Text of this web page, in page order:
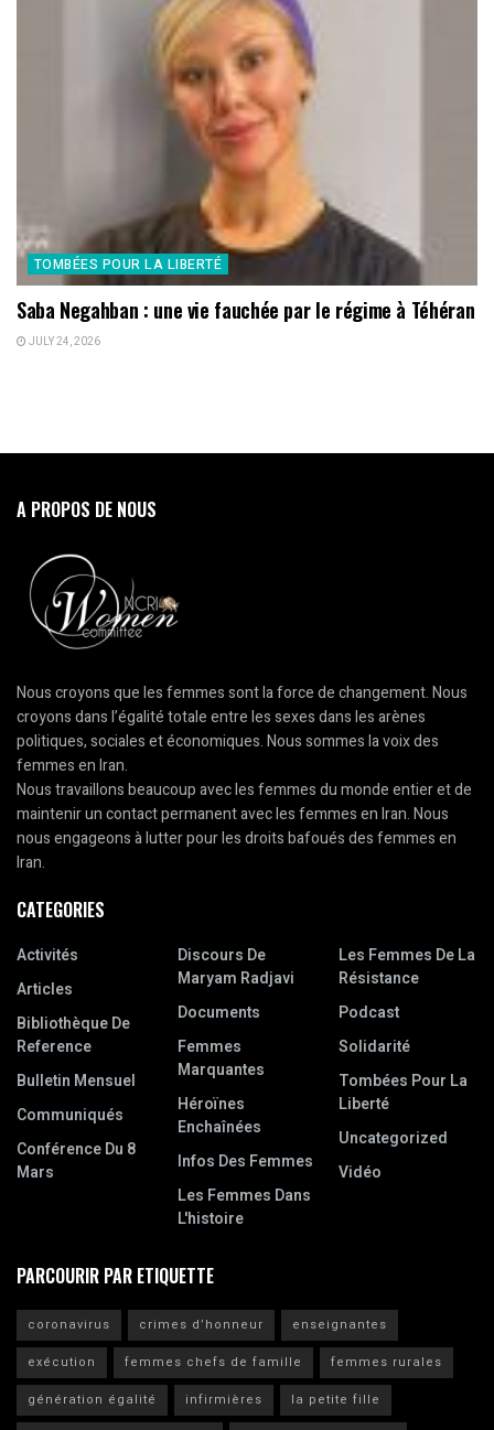
TOMBÉES POUR LA LIBERTÉ
Saba Negahban : une vie fauchée par le régime à Téhéran
JULY 24, 2026
A PROPOS DE NOUS
Nous croyons que les femmes sont la force de changement. Nous
croyons dans l’égalité totale entre les sexes dans les arènes
politiques, sociales et économiques. Nous sommes la voix des
femmes en Iran.
Nous travaillons beaucoup avec les femmes du monde entier et de
maintenir un contact permanent avec les femmes en Iran. Nous
nous engageons à lutter pour les droits bafoués des femmes en
Iran.
CATEGORIES
Activités
Articles
Bibliothèque De
Reference
Bulletin Mensuel
Communiqués
Conférence Du 8
Mars
Discours De
Maryam Radjavi
Documents
Femmes
Marquantes
Héroïnes
Enchaînées
Infos Des Femmes
Les Femmes Dans
L'histoire
Les Femmes De La
Résistance
Podcast
Solidarité
Tombées Pour La
Liberté
Uncategorized
Vidéo
PARCOURIR PAR ETIQUETTE
coronavirus crimes d’honneur
enseignantes
exécution
femmes chefs de famille
femmes rurales
génération égalité
infirmières
la petite fille